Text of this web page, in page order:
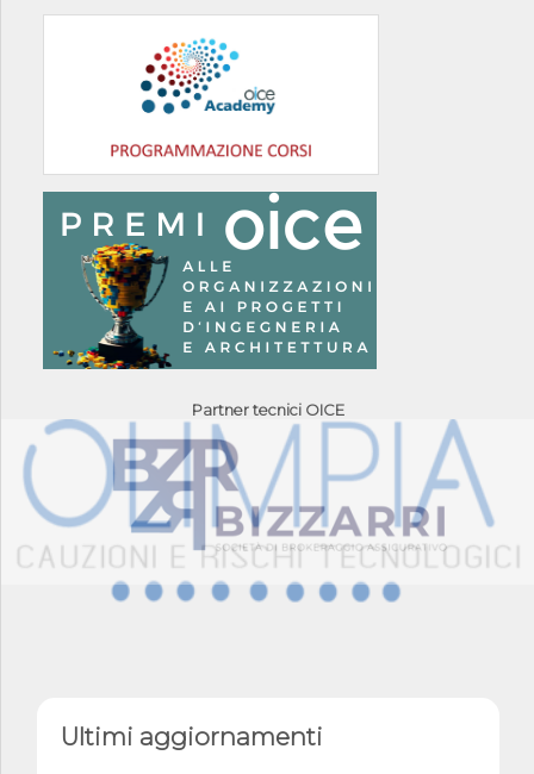
Partner tecnici OICE
Ultimi aggiornamenti